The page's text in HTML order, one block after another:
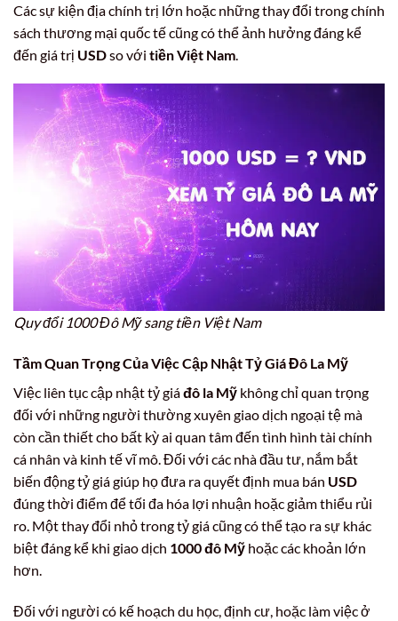
Các sự kiện địa chính trị lớn hoặc những thay đổi trong chính
sách thương mại quốc tế cũng có thể ảnh hưởng đáng kể
đến giá trị USDso với tiền Việt Nam
Quy đổi 1000 Đô Mỹ sang tiền Việt Nam
Tầm Quan Trọng Của Việc Cập Nhật Tỷ Giá Đô La Mỹ
Việc liên tục cập nhật tỷ giáđô la Mỹ không chỉ quan trọng
đối với những người thường xuyên giao dịch ngoại tệ mà
còn cần thiết cho bất kỳ ai quan tâm đến tình hình tài chính
cá nhân và kinh tế vĩ mô. Đối với các nhà đầu tư, nắm bắt
biến động tỷ giá giúp họ đưa ra quyết định mua bán USD
đúng thời điểm để tối đa hóa lợi nhuận hoặc giảm thiểu rủi
ro. Một thay đổi nhỏ trong tỷ giá cũng có thể tạo ra sự khác
biệt đáng kể khi giao dịch 1000 đô Mỹ hoặc các khoản lớn
hơn.
Đối với người có kế hoạch du học, định cư, hoặc làm việc ở